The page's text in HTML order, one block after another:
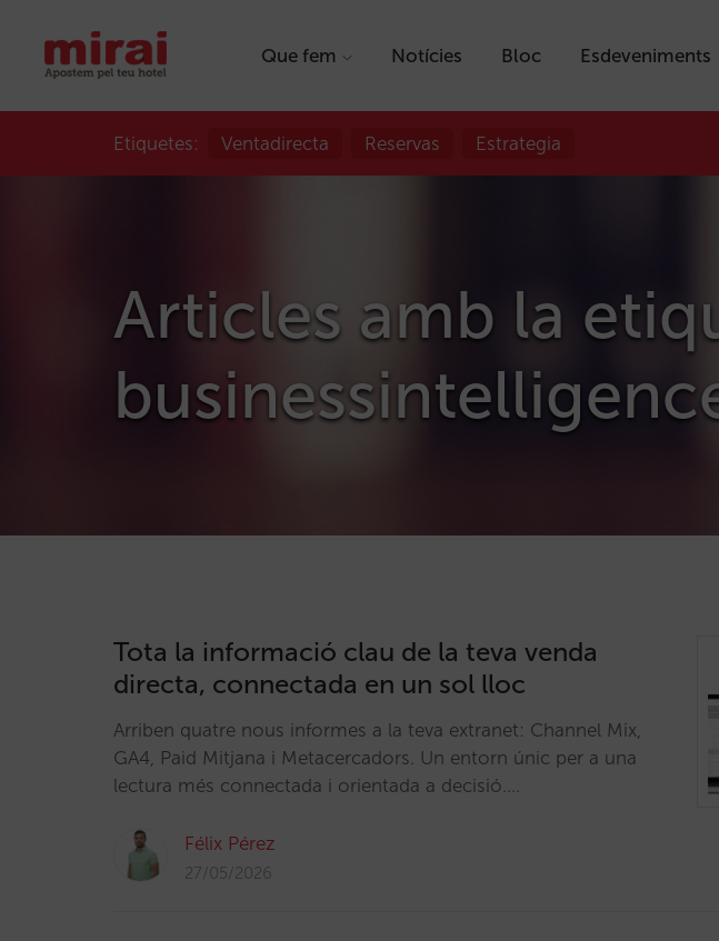
Que fem Notícies Bloc Esdeveniments
Etiquetes: Ventadirecta Reservas Estrategia
Articles amb la
Tota la informació clau de la teva venda
directa, connectada en un sol lloc
Arriben quatre nous informes a la teva extranet: Channel Mix,
GA4, Paid Mitjana i Metacercadors. Un entorn únic per a una
lectura més connectada i orientada a decisió.…
Félix Pérez
27/05/2026